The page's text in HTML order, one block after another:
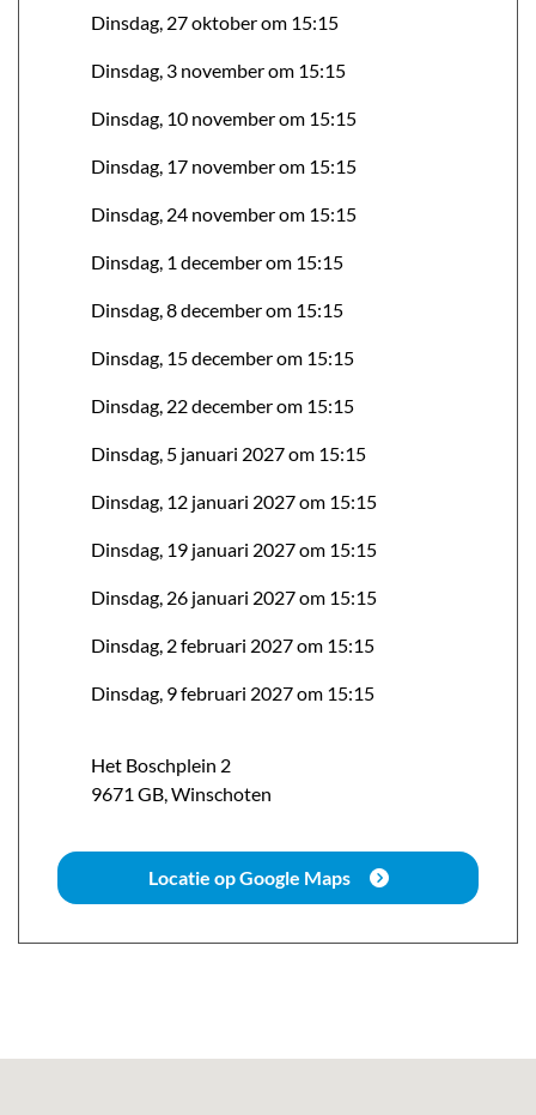
Dinsdag, 27 oktober om 15:15
Dinsdag, 3 november om 15:15
Dinsdag, 10 november om 15:15
Dinsdag, 17 november om 15:15
Dinsdag, 24 november om 15:15
Dinsdag, 1 december om 15:15
Dinsdag, 8 december om 15:15
Dinsdag, 15 december om 15:15
Dinsdag, 22 december om 15:15
Dinsdag, 5 januari 2027 om 15:15
Dinsdag, 12 januari 2027 om 15:15
Dinsdag, 19 januari 2027 om 15:15
Dinsdag, 26 januari 2027 om 15:15
Dinsdag, 2 februari 2027 om 15:15
Dinsdag, 9 februari 2027 om 15:15
Het Boschplein 2
9671 GB,Winschoten
Locatie op Google Maps